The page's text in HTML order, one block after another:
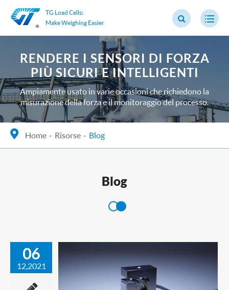
TG Load Cells:
Make Weighing Easier
RENDERE I SENSORI DI FORZA
PIÙ SICURI E INTELLIGENTI
Ampiamente usato in varie occasioni che richiedono la
misurazione della forza e il monitoraggio del processo.
Home Risorse Blog
Blog
06
12,2021